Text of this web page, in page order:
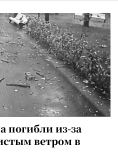
погибли из-за
ветром в